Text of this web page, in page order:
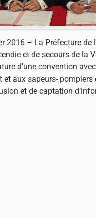
2016 – La Préfecture de
et de secours de la
d’une convention
et aux sapeurs-
et de captation